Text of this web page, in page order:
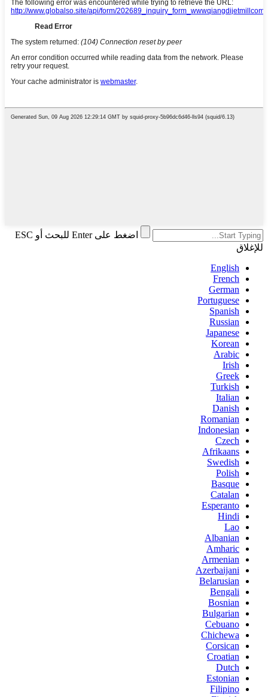
اضغط على Enter للبحث أو ESC
للإغلاق
English
French
German
Portuguese
Spanish
Russian
Japanese
Korean
Arabic
Irish
Greek
Turkish
Italian
Danish
Romanian
Indonesian
Czech
Afrikaans
Swedish
Polish
Basque
Catalan
Esperanto
Hindi
Lao
Albanian
Amharic
Armenian
Azerbaijani
Belarusian
Bengali
Bosnian
Bulgarian
Cebuano
Chichewa
Corsican
Croatian
Dutch
Estonian
Filipino